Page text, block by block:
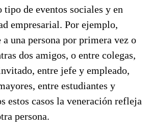
tipo de eventos sociales y en
empresarial. Por ejemplo,
a una persona por primera vez o
dos amigos, o entre colegas,
entre jefe y empleado,
entre estudiantes y
estos casos la veneración refleja
persona.